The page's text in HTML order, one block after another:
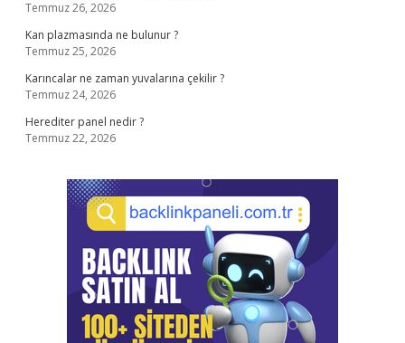
Temmuz 26, 2026
Kan plazmasında ne bulunur ?
Temmuz 25, 2026
Karıncalar ne zaman yuvalarına çekilir ?
Temmuz 24, 2026
Herediter panel nedir ?
Temmuz 22, 2026